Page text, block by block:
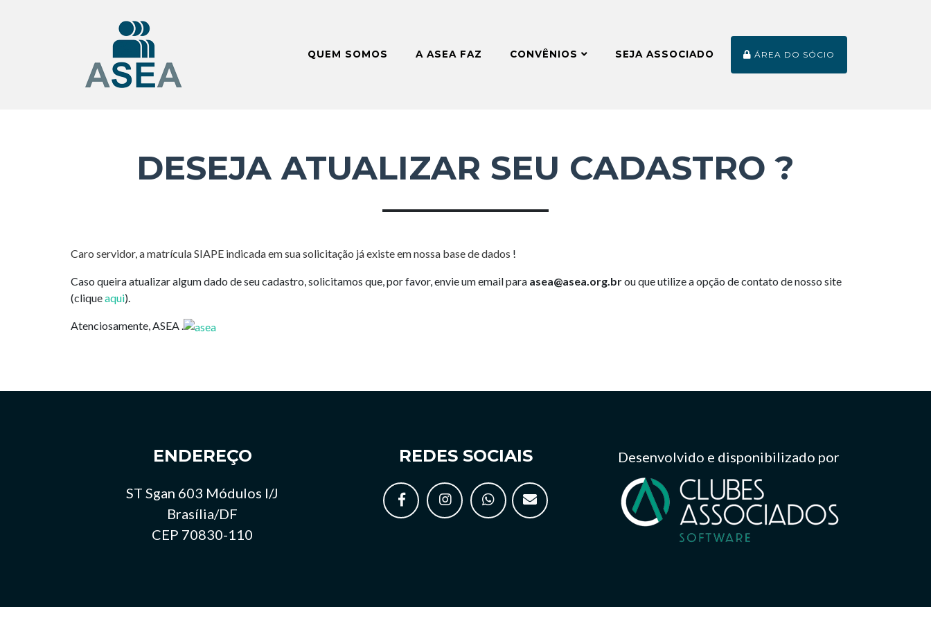
QUEM SOMOS A ASEA FAZ CONVÊNIOS SEJA ASSOCIADO ÁREA DO SÓCIO
DESEJA ATUALIZAR SEU CADASTRO ?
Caro servidor, a matrícula SIAPE indicada em sua solicitação já existe em nossa base de dados !
Caso queira atualizar algum dado de seu cadastro, solicitamos que, por favor, envie um email para asea@asea.org.brou que utilize a opção de contato de nosso site
(cliqueaqui).
Atenciosamente, ASEA .
ENDEREÇO
ST Sgan 603 Módulos I/J
Brasília/DF
CEP 70830-110
REDES SOCIAIS Desenvolvido e disponibilizado por